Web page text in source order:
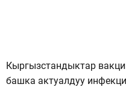
Кыргызстандыктар
башка актуалдуу